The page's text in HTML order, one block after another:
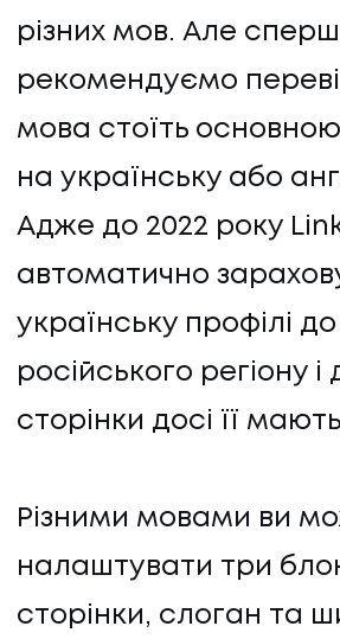
різних мов. Але
рекомендуємо
мова стоїть основною
на українську або
Адже до 2022 року
автоматично
українську профілі до
російського регіону і
сторінки досі її
Різними мовами ви
налаштувати три
сторінки, слоган та